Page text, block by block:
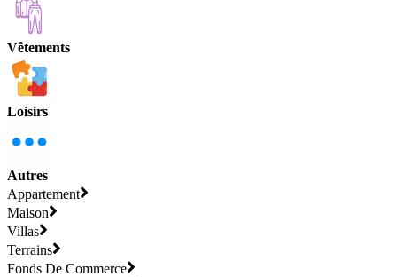
Vêtements
Loisirs
Autres
Appartement
Maison
Villas
Terrains
Fonds De Commerce